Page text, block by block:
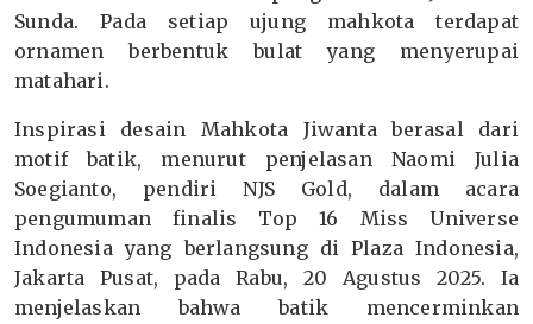
Sunda. Pada setiap ujung mahkota terdapat
ornamen berbentuk bulat yang menyerupai
matahari.
Inspirasi desain Mahkota Jiwanta berasal dari
motif batik, menurut penjelasan Naomi Julia
Soegianto, pendiri NJS Gold, dalam acara
pengumuman finalis Top 16 Miss Universe
Indonesia yang berlangsung di Plaza Indonesia,
Jakarta Pusat, pada Rabu, 20 Agustus 2025. Ia
menjelaskan bahwa batik mencerminkan